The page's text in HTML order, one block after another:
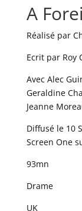
A
Réalisé par
Ecrit par Roy
Avec Alec
Geraldine
Jeanne
Diffusé le 10
Screen One
93mn
Drame
UK